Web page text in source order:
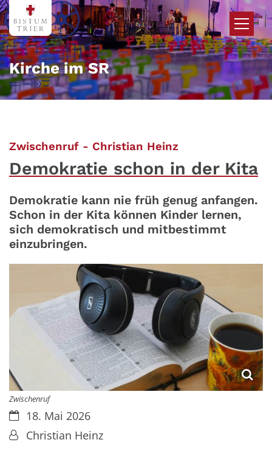
Zum Inhalt springen
Kirche im SR
Zwischenruf - Christian Heinz
Demokratie schon in der Kita
Demokratie kann nie früh genug anfangen.
Schon in der Kita können Kinder lernen,
sich demokratisch und mitbestimmt
einzubringen.
Zwischenruf
Datum:18. Mai 2026
Von:Christian Heinz